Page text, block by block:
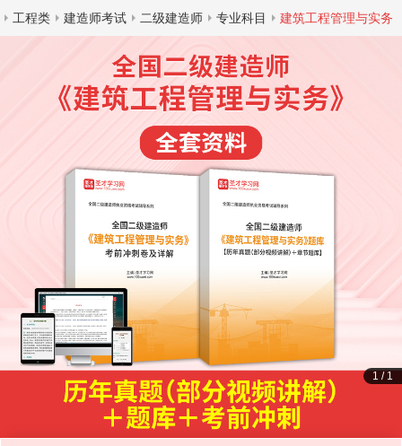
工程类 建造师考试 二级建造师 专业科目 建筑工程管理与实务
1 / 1